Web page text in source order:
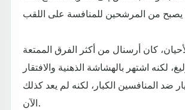
كان أرسنال من أكثر الفرق الممتعة
لكنه اشتهر بالهشاشة الذهنية والافتقار
ضد المنافسين الكبار، لكنه لم يعد كذلك
الآن.